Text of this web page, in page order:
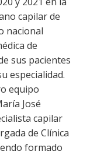
capilar de
nacional
de
sus pacientes
especialidad.
equipo
José
capilar
de Clínica
formado